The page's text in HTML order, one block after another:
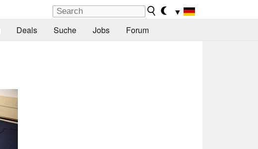
▼
Deals Suche Jobs Forum